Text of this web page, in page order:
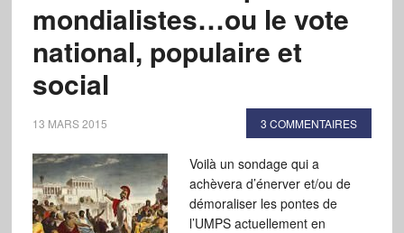
mondialistes…ou le vote
national, populaire et
social
13 MARS 2015 3 COMMENTAIRES
Voilà un sondage qui a
achèvera d’énerver et/ou de
démoraliser les pontes de
l’UMPS actuellement en